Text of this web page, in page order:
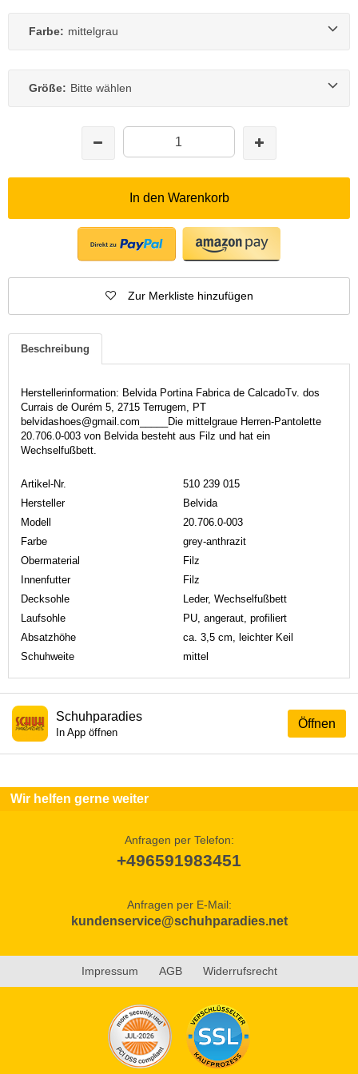
Farbe: mittelgrau
Größe: Bitte wählen
In den Warenkorb
Zur Merkliste hinzufügen
Beschreibung
Herstellerinformation: Belvida Portina Fabrica de CalcadoTv. dos
Currais de Ourém 5, 2715 Terrugem, PT
belvidashoes@gmail.com_____Die mittelgraue Herren-Pantolette
20.706.0-003 von Belvida besteht aus Filz und hat ein
Wechselfußbett.
Artikel-Nr.
510 239 015
Hersteller
Belvida
Modell
20.706.0-003
Farbe
grey-anthrazit
Obermaterial
Filz
Innenfutter
Filz
Decksohle
Leder, Wechselfußbett
Laufsohle
PU, angeraut, profiliert
Absatzhöhe
ca. 3,5 cm, leichter Keil
Schuhweite
mittel
Öffnen
Schuhparadies
In App öffnen
Wir helfen gerne weiter
Anfragen per Telefon:
+496591983451
Anfragen per E-Mail:
kundenservice@schuhparadies.net
Impressum AGB Widerrufsrecht